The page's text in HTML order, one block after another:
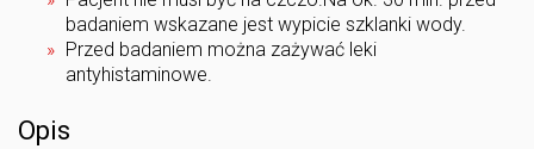
badaniem wskazane jest wypicie szklanki wody.
Przed badaniem można zażywać leki
antyhistaminowe.
Opis